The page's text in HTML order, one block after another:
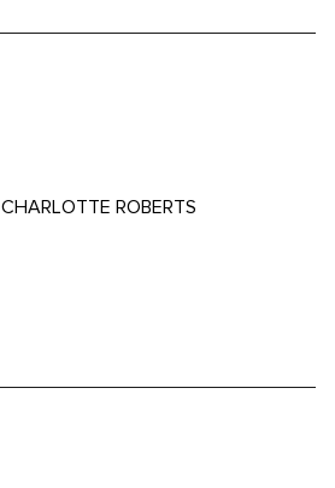
CHARLOTTE ROBERTS